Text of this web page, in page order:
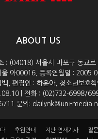
ABOUT US
: (04018) 서울시 마포구 동교로
울 아00016, 등록연월일 :
, 편집인 : 하윤아, 청소년보호책
| 전화 : (02)732-6998/
문의: dailynk@uni-
후원안내 지난 연재기사
질